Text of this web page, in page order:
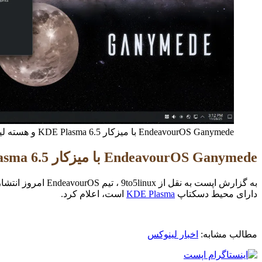
EndeavourOS Ganymede با میزکار KDE Plasma 6.5 و هسته لینوکس 6.17 عرضه شد.
EndeavourOS Ganymede با میزکار KDE Plasma 6.5 و هسته لینوکس 6.17 عرضه شد.
به گزارش اپست به نقل از 9to5linux ، تیم EndeavourOS امروز انتشار و در دسترس بودن عمومی EndeavourOS Ganymede را به عنوان
دارای محیط دسکتاپ KDE Plasma است، اعلام کرد.
مطالب مشابه: اخبار لینوکس